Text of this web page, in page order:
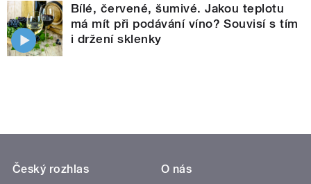
Bílé, červené, šumivé. Jakou teplotu
má mít při podávání víno? Souvisí s tím
i držení sklenky
Český rozhlas
O nás